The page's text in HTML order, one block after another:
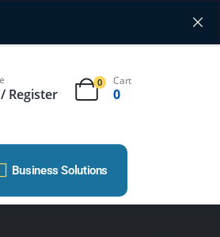
Register
0 Cart
0
Business Solutions